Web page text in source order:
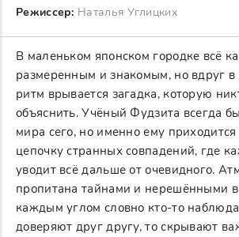
Режиссер: Наталья Углицких
В маленьком японском городке всё
размеренным и знакомым, но вдруг
ритм врывается загадка, которую
объяснить. Учёный Фудзита всегда
мира сего, но именно ему
цепочку странных совпадений, где
уводит всё дальше от очевидного.
пропитана тайнами и нерешёнными
каждым углом словно кто-то
доверяют друг другу, то скрывают